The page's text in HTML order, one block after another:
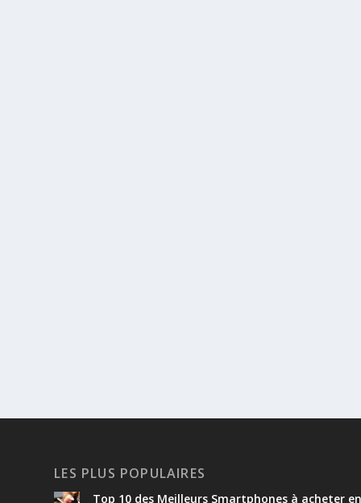
LES PLUS POPULAIRES
Top 10 des Meilleurs Smartphones à acheter en